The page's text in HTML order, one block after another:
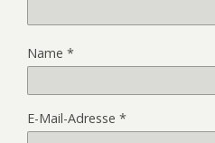
Name *
E-Mail-Adresse *